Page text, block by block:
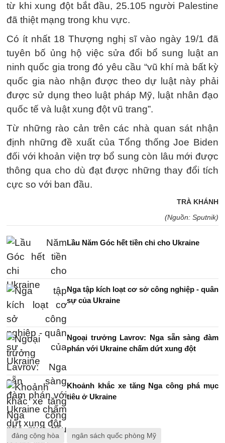
từ khi xung đột bắt đầu, 25.105 người Palestine
đã thiệt mạng trong khu vực.
Có ít nhất 18 Thượng nghị sĩ vào ngày 19/1 đã
tuyên bố ủng hộ việc sửa đổi bổ sung luật an
ninh quốc gia trong đó yêu cầu “vũ khí mà bất kỳ
quốc gia nào nhận được theo dự luật này phải
được sử dụng theo luật pháp Mỹ, luật nhân đạo
quốc tế và luật xung đột vũ trang”.
Từ những rào cản trên các nhà quan sát nhận
định những đề xuất của Tổng thống Joe Biden
đối với khoản viện trợ bổ sung còn lâu mới được
thông qua cho dù đạt được những thay đổi tích
cực so với ban đầu.
TRÀ KHÁNH
(Nguồn: Sputnik)
Lầu Năm Góc hết tiền chi cho Ukraine
Nga tập kích loạt cơ sở công nghiệp - quân
sự của Ukraine
Ngoại trưởng Lavrov: Nga sẵn sàng đàm
phán với Ukraine chấm dứt xung đột
Khoảnh khắc xe tăng Nga công phá mục
tiêu ở Ukraine
đảng cộng hòa ngân sách quốc phòng Mỹ